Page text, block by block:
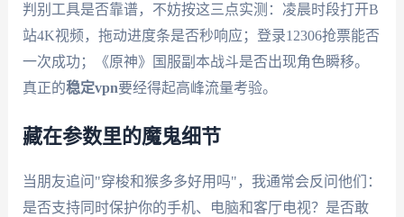
判别工具是否靠谱，不妨按这三点实测：凌晨时段打开B
站4K视频，拖动进度条是否秒响应；登录12306抢票能否
一次成功；《原神》国服副本战斗是否出现角色瞬移。
真正的稳定vpn要经得起高峰流量考验。
藏在参数里的魔鬼细节
当朋友追问"穿梭和猴多多好用吗"，我通常会反问他们：
是否支持同时保护你的手机、电脑和客厅电视？是否敢